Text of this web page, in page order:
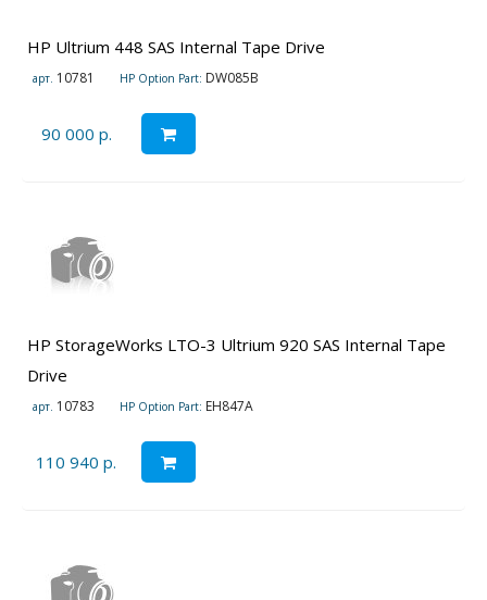
HP Ultrium 448 SAS Internal Tape Drive
арт. 10781 HP Option Part: DW085B
90 000 р.
HP StorageWorks LTO-3 Ultrium 920 SAS Internal Tape
Drive
арт. 10783 HP Option Part: EH847A
110 940 р.